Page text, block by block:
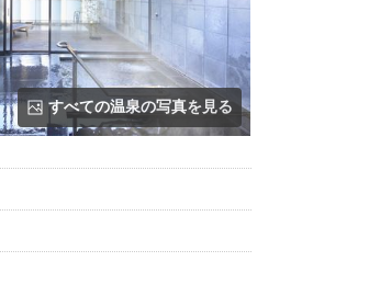
すべての温泉の写真を見る